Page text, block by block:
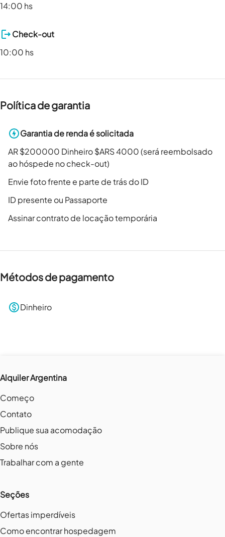
14:00 hs
Check-out
10:00 hs
Política de garantia
Garantia de renda é solicitada
AR $200000 Dinheiro $ARS 4000 (será reembolsado
ao hóspede no check-out)
Envie foto frente e parte de trás do ID
ID presente ou Passaporte
Assinar contrato de locação temporária
Métodos de pagamento
Dinheiro
Alquiler Argentina
Começo
Contato
Publique sua acomodação
Sobre nós
Trabalhar com a gente
Seções
Ofertas imperdíveis
Como encontrar hospedagem